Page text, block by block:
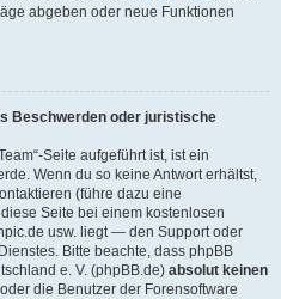
abgeben oder neue Funktionen
Beschwerden oder juristische
Seite aufgeführt ist, ist ein
Wenn du so keine Antwort erhältst,
(führe dazu eine
Seite bei einem kostenlosen
usw. liegt — den Support oder
Bitte beachte, dass phpBB
e. V. (phpBB.de) absolut keinen
die Benutzer der Forensoftware